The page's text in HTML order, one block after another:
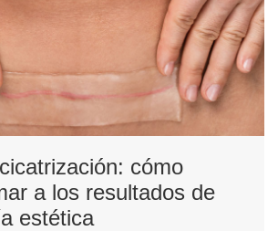
cómo
a los resultados de
estética